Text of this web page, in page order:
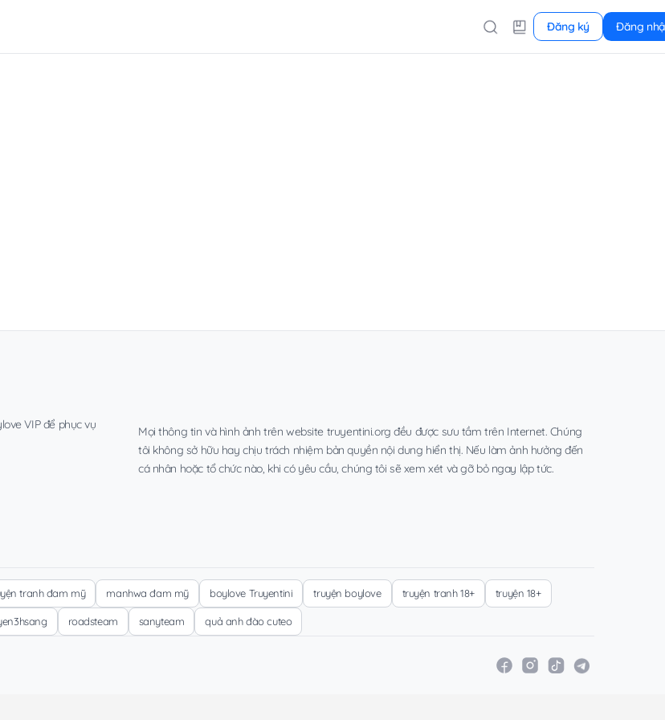
Đăng ký Đăng
VIP để phục vụ
Mọi thông tin và hình ảnh trên website truyentini.org đều được sưu tầm trên Internet. Chúng
tôi không sở hữu hay chịu trách nhiệm bản quyền nội dung hiển thị. Nếu làm ảnh hưởng đến
cá nhân hoặc tổ chức nào, khi có yêu cầu, chúng tôi sẽ xem xét và gỡ bỏ ngay lập tức.
tranh đam mỹ manhwa đam mỹ boylove Truyentini truyện boylove truyện tranh 18+ truyện 18+
roadsteam sanyteam quả anh đào cuteo